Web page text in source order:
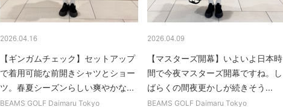
2026.04.16
【ギンガムチェック】セットアップ
で着用可能な前開きシャツとショー
ツ。春夏シーズンらしい爽やかな...
BEAMS GOLF Daimaru Tokyo
2026.04.09
【マスターズ開幕】いよいよ日本時
間で今夜マスターズ開幕ですね。し
ばらくの間夜更かしが続きそう...
BEAMS GOLF Daimaru Tokyo